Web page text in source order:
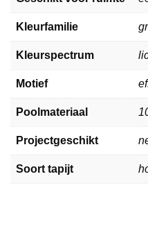
Kleurfamilie
Kleurspectrum
Motief
Poolmateriaal
Projectgeschikt
Soort tapijt